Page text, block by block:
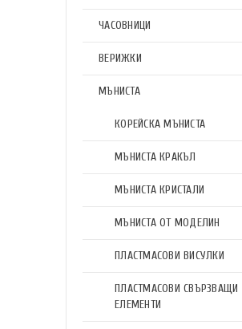
ЧАСОВНИЦИ
ВЕРИЖКИ
МЪНИСТА
КОРЕЙСКА МЪНИСТА
МЪНИСТА КРАКЪЛ
МЪНИСТА КРИСТАЛИ
МЪНИСТА ОТ МОДЕЛИН
ПЛАСТМАСОВИ ВИСУЛКИ
ПЛАСТМАСОВИ СВЪРЗВАЩИ
ЕЛЕМЕНТИ